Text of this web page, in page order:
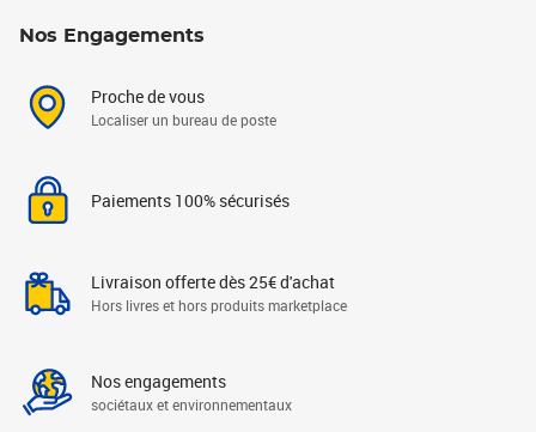
Nos Engagements
Proche de vous
Localiser un bureau de poste
Paiements 100% sécurisés
Livraison offerte dès 25€ d'achat
Hors livres et hors produits marketplace
Nos engagements
sociétaux et environnementaux